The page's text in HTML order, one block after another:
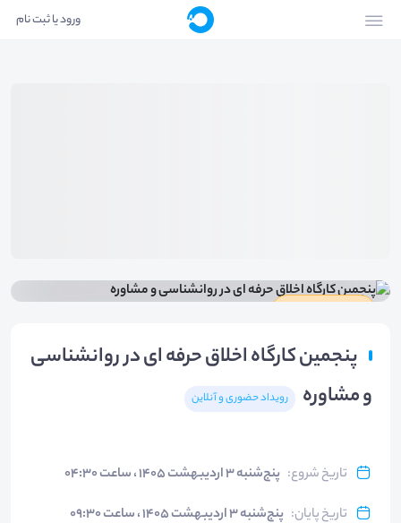
ورود یا ثبت نام
پنجمین کارگاه اخلاق حرفه ای در روانشناسی
و مشاوره
رویداد حضوری و آنلاین
تاریخ شروع: پنج‌شنبه ۳ اردیبهشت ۱۴۰۵ ، ساعت ۰۴:۳۰
تاریخ پایان: پنج‌شنبه ۳ اردیبهشت ۱۴۰۵ ، ساعت ۰۹:۳۰